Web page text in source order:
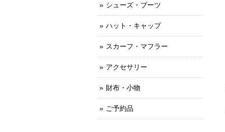
シューズ・ブーツ
ハット・キャップ
スカーフ・マフラー
アクセサリー
財布・小物
ご予約品